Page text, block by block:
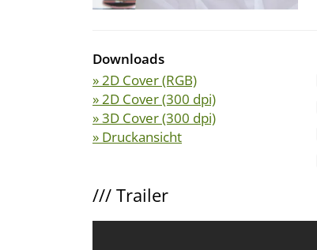
Downloads
» 2D Cover (RGB)
» 2D Cover (300 dpi)
» 3D Cover (300 dpi)
» Druckansicht
/// Trailer